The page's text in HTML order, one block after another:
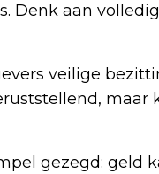
Denk aan
veilige
maar
gezegd: geld